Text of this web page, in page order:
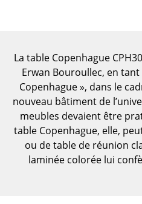
Bibliothèques
Étagères murales
Buffets & Commodes
Meubles TV
Caissons roulants et
La table Copenhague
Erwan Bouroullec, en tant
Copenhague », dans le
nouveau bâtiment de
meubles devaient être
table Copenhague, elle,
ou de table de réunion
laminée colorée lui